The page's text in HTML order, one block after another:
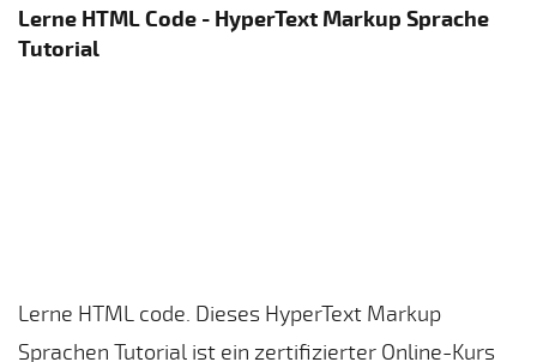
Lerne HTML Code - HyperText Markup Sprache
Tutorial
Lerne HTML code. Dieses HyperText Markup
Sprachen Tutorial ist ein zertifizierter Online-Kurs